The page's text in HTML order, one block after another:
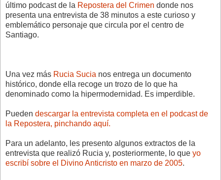
último podcast de la Repostera del Crimen donde nos
presenta una entrevista de 38 minutos a este curioso y
emblemático personaje que circula por el centro de
Santiago.
Una vez más Rucia Sucia nos entrega un documento
histórico, donde ella recoge un trozo de lo que ha
denominado como la hipermodernidad. Es imperdible.
Pueden descargar la entrevista completa en el podcast de
la Repostera, pinchando aquí.
Para un adelanto, les presento algunos extractos de la
entrevista que realizó Rucia y, posteriormente, lo que yo
escribí sobre el Divino Anticristo en marzo de 2005.